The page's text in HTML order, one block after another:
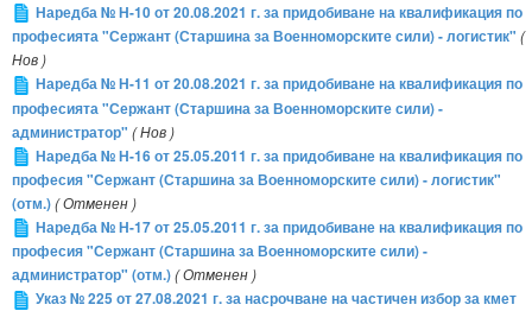
Наредба № Н-10 от 20.08.2021 г. за придобиване на квалификация по
професията "Сержант (Старшина за Военноморските сили) - логистик" (
Нов )
Наредба № Н-11 от 20.08.2021 г. за придобиване на квалификация по
професията "Сержант (Старшина за Военноморските сили) -
администратор" ( Нов )
Наредба № Н-16 от 25.05.2011 г. за придобиване на квалификация по
професия "Сержант (Старшина за Военноморските сили) - логистик"
(отм.)( Отменен )
Наредба № Н-17 от 25.05.2011 г. за придобиване на квалификация по
професия "Сержант (Старшина за Военноморските сили) -
администратор" (отм.)( Отменен )
Указ № 225 от 27.08.2021 г. за насрочване на частичен избор за кмет